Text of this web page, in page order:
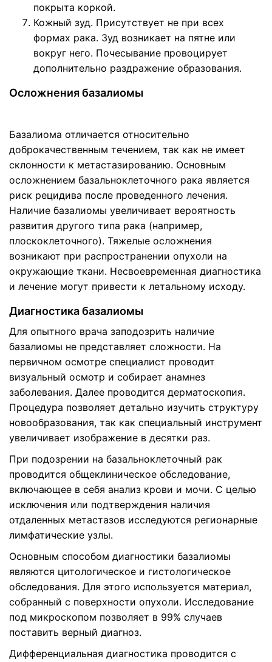
покрыта коркой.
Кожный зуд. Присутствует не при всех
формах рака. Зуд возникает на пятне или
вокруг него. Почесывание провоцирует
дополнительно раздражение образования.
Осложнения базалиомы
Базалиома отличается относительно
доброкачественным течением, так как не имеет
склонности к метастазированию. Основным
осложнением базальноклеточного рака является
риск рецидива после проведенного лечения.
Наличие базалиомы увеличивает вероятность
развития другого типа рака (например,
плоскоклеточного). Тяжелые осложнения
возникают при распространении опухоли на
окружающие ткани. Несвоевременная диагностика
и лечение могут привести к летальному исходу.
Диагностика базалиомы
Для опытного врача заподозрить наличие
базалиомы не представляет сложности. На
первичном осмотре специалист проводит
визуальный осмотр и собирает анамнез
заболевания. Далее проводится дерматоскопия.
Процедура позволяет детально изучить структуру
новообразования, так как специальный инструмент
увеличивает изображение в десятки раз.
При подозрении на базальноклеточный рак
проводится общеклиническое обследование,
включающее в себя анализ крови и мочи. С целью
исключения или подтверждения наличия
отдаленных метастазов исследуются регионарные
лимфатические узлы.
Основным способом диагностики базалиомы
являются цитологическое и гистологическое
обследования. Для этого используется материал,
собранный с поверхности опухоли. Исследование
под микроскопом позволяет в 99% случаев
поставить верный диагноз.
Дифференциальная диагностика проводится с